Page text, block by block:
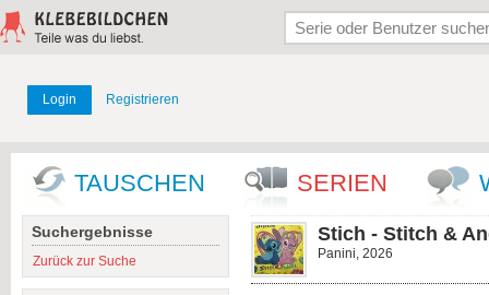
Login Registrieren
TAUSCHEN SERIEN
Suchergebnisse
Zurück zur Suche
Stich - Stitch &
Panini, 2026